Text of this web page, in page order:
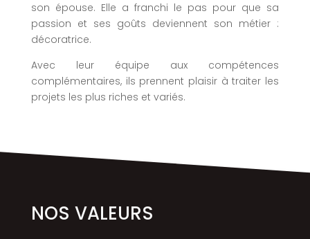
son épouse. Elle a franchi le pas pour que sa
passion et ses goûts deviennent son métier :
décoratrice.
Avec leur équipe aux compétences
complémentaires, ils prennent plaisir à traiter les
projets les plus riches et variés.
NOS VALEURS